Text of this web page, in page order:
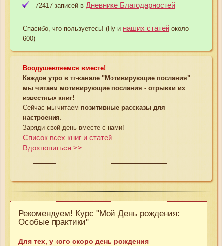
72417 записей в Дневнике Благодарностей
Спасибо, что пользуетесь! (Ну и наших статей около
600)
Воодушевляемся вместе!
Каждое утро в тг-канале "Мотивирующие послания"
мы читаем мотивирующие послания - отрывки из
известных книг!
Сейчас мы читаем позитивные рассказы для
настроения
Заряди свой день вместе с нами!
Список всех книг и статей
Вдохновиться >>
Рекомендуем! Курс "Мой День рождения:
Особые практики"
Для тех, у кого скоро день рождения